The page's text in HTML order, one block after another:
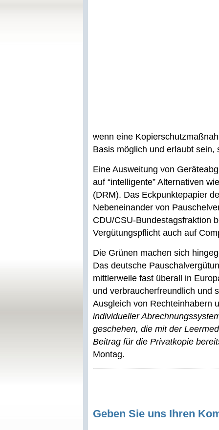
wenn eine
Basis möglich und erlaubt sein,
Eine Ausweitung von
auf “intelligente” Alternativen
(DRM). Das Eckpunktepapier
Nebeneinander von
CDU/CSU-Bundestagsfraktion
Vergütungspflicht auch auf
Die Grünen machen sich
Das deutsche
mittlerweile fast überall in
und verbraucherfreundlich und
Ausgleich von Rechteinhabern
individueller
geschehen, die mit der
Beitrag für die Privatkopie
Montag.
Geben Sie uns Ihren